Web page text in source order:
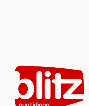
content